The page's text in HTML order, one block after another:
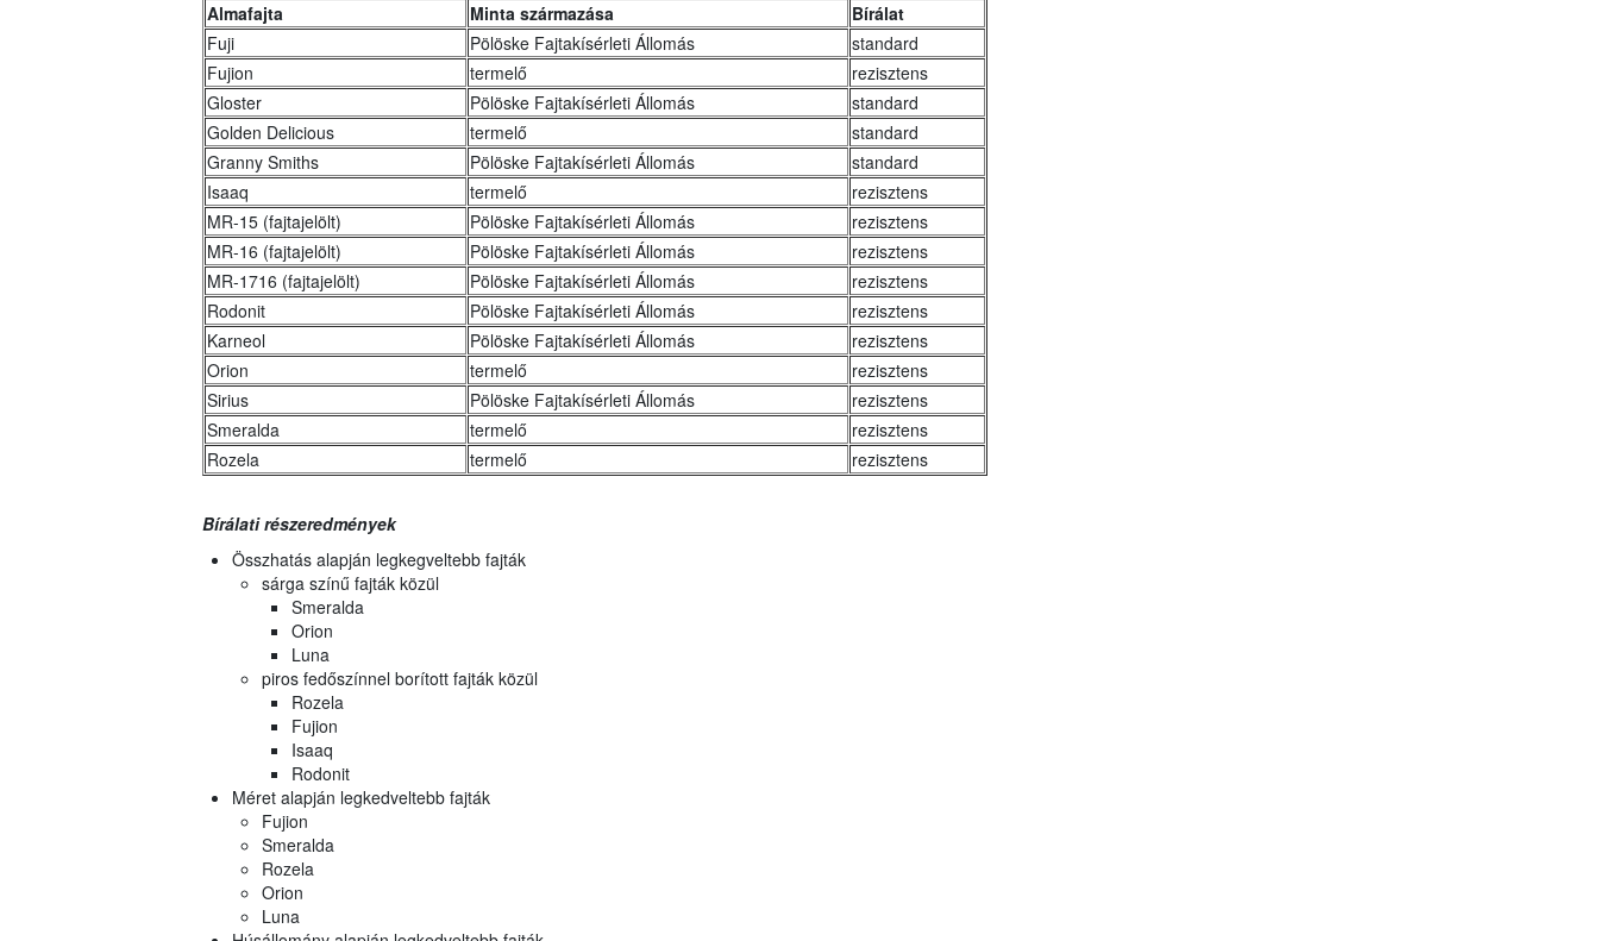
Almafajta
Minta származása
Bírálat
Fuji
Pölöske Fajtakísérleti Állomás
standard
Fujion
termelő
rezisztens
Gloster
Pölöske Fajtakísérleti Állomás
standard
Golden Delicious
termelő
standard
Granny Smiths
Pölöske Fajtakísérleti Állomás
standard
Isaaq
termelő
rezisztens
MR-15 (fajtajelölt)
Pölöske Fajtakísérleti Állomás
rezisztens
MR-16 (fajtajelölt)
Pölöske Fajtakísérleti Állomás
rezisztens
MR-1716 (fajtajelölt)
Pölöske Fajtakísérleti Állomás
rezisztens
Rodonit
Pölöske Fajtakísérleti Állomás
rezisztens
Karneol
Pölöske Fajtakísérleti Állomás
rezisztens
Orion
termelő
rezisztens
Sirius
Pölöske Fajtakísérleti Állomás
rezisztens
Smeralda
termelő
rezisztens
Rozela
termelő rezisztens
Bírálati részeredmények
Összhatás alapján legkegveltebb fajták
sárga színű fajták közül
Smeralda
Orion
Luna
piros fedőszínnel borított fajták közül
Rozela
Fujion
Isaaq
Rodonit
Méret alapján legkedveltebb fajták
Fujion
Smeralda
Rozela
Orion
Luna